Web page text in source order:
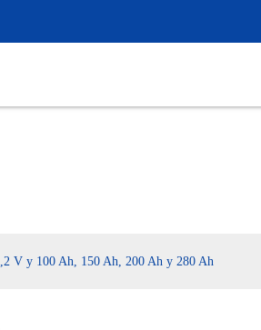
V y 100 Ah, 150 Ah, 200 Ah y 280 Ah